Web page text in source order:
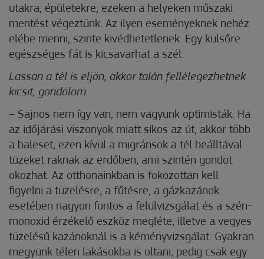
utakra, épületekre, ezeken a helyeken műszaki
mentést végeztünk. Az ilyen eseményeknek nehéz
elébe menni, szinte kivédhetetlenek. Egy külsőre
egészséges fát is kicsavarhat a szél.
Lassan a tél is eljön, akkor talán fellélegezhetnek
kicsit, gondolom.
– Sajnos nem így van, nem vagyunk optimisták. Ha
az időjárási viszonyok miatt síkos az út, akkor több
a baleset, ezen kívül a migránsok a tél beálltával
tüzeket raknak az erdőben, ami szintén gondot
okozhat. Az otthonainkban is fokozottan kell
figyelni a tüzelésre, a fűtésre, a gázkazánok
esetében nagyon fontos a felülvizsgálat és a szén-
monoxid érzékelő eszköz megléte, illetve a vegyes
tüzelésű kazánoknál is a kéményvizsgálat. Gyakran
megyünk télen lakásokba is oltani, pedig csak egy